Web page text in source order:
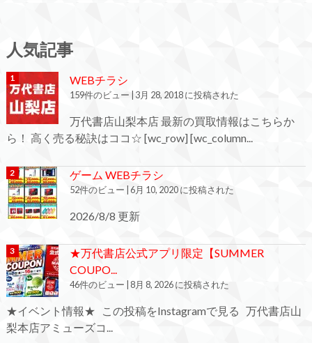
人気記事
WEBチラシ
159件のビュー 3月 28, 2018 に投稿された
万代書店山梨本店 最新の買取情報はこちらか
ら！ 高く売る秘訣はココ☆ [wc_row] [wc_column...
ゲーム WEBチラシ
52件のビュー 6月 10, 2020 に投稿された
2026/8/8 更新
★万代書店公式アプリ限定【SUMMER
COUPO...
46件のビュー 8月 8, 2026 に投稿された
★イベント情報★ この投稿をInstagramで見る 万代書店山
梨本店アミューズコ...